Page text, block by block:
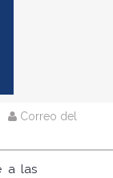
Correo del
a las